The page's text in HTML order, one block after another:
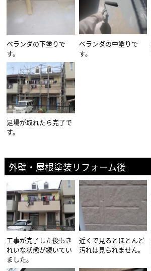
ベランダの下塗りで
す。
ベランダの中塗りで
す。
足場が取れたら完了で
す。
外壁・屋根塗装リフォーム後
工事が完了した後もき
れいな状態が続いてい
ました。
近くで見るとほとんど
汚れは見られません。